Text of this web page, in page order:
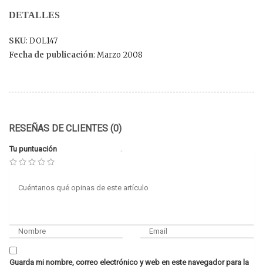
DETALLES
SKU: DOL147
Fecha de publicación: Marzo 2008
RESEÑAS DE CLIENTES (0)
Tu puntuación
Guarda mi nombre, correo electrónico y web en este navegador para la